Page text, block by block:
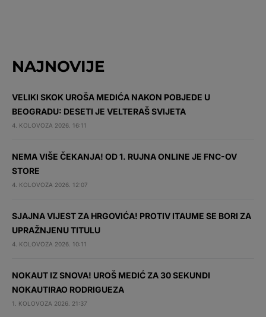
NAJNOVIJE
VELIKI SKOK UROŠA MEDIĆA NAKON POBJEDE U
BEOGRADU: DESETI JE VELTERAŠ SVIJETA
4. KOLOVOZA 2026. 16:11
NEMA VIŠE ČEKANJA! OD 1. RUJNA ONLINE JE FNC-OV
STORE
4. KOLOVOZA 2026. 12:07
SJAJNA VIJEST ZA HRGOVIĆA! PROTIV ITAUME SE BORI ZA
UPRAŽNJENU TITULU
4. KOLOVOZA 2026. 10:11
NOKAUT IZ SNOVA! UROŠ MEDIĆ ZA 30 SEKUNDI
NOKAUTIRAO RODRIGUEZA
1. KOLOVOZA 2026. 21:37